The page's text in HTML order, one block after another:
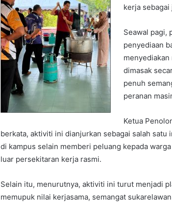
kerja sebagai
Seawal pagi,
penyediaan
dimasak
penuh
peranan
Ketua
berkata, aktiviti ini dianjurkan sebagai salah satu
di kampus selain memberi peluang kepada
luar persekitaran kerja rasmi.
Selain itu, menurutnya, aktiviti ini turut menjadi
memupuk nilai kerjasama, semangat